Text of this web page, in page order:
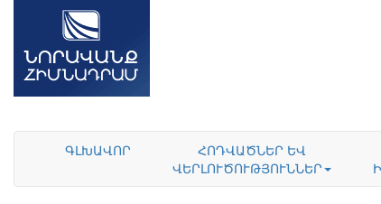
ԳԼԽԱՎՈՐ
ՀՈԴՎԱԾՆԵՐ ԵՎ
ՎԵՐԼՈՒԾՈՒԹՅՈՒՆՆԵՐ